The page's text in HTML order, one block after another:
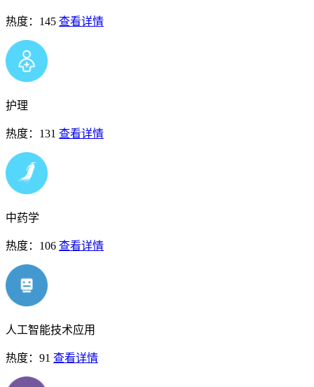
热度：145 查看详情
护理
热度：131 查看详情
中药学
热度：106 查看详情
人工智能技术应用
热度：91 查看详情